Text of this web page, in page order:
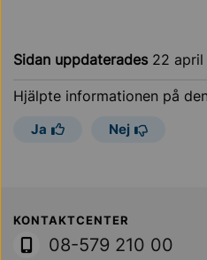
Sidan uppdaterades 22
Hjälpte informationen på
Ja Nej
Sollentuna
KONTAKTCENTER
08-579 210 00